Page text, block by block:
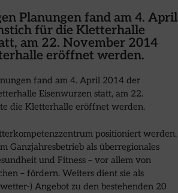
Planungen fand am 4. April
für die Kletterhalle
am 22. November 2014
eröffnet werden.
fand am 4. April 2014 der
Eisenwurzen statt, am 22.
die Kletterhalle eröffnet werden.
positioniert werden.
Ganzjahresbetrieb als überregionales
und Fitness – vor allem von
– fördern. Weiters dient sie als
) Angebot zu den bestehenden 20